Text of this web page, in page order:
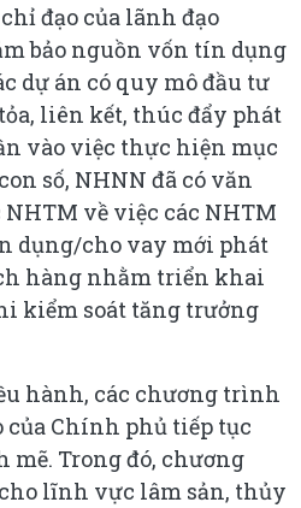
đạo của lãnh đạo
bảo nguồn vốn tín dụng
dự án có quy mô đầu tư
liên kết, thúc đẩy phát
vào việc thực hiện mục
số, NHNN đã có văn
về việc các NHTM
dụng/cho vay mới phát
hàng nhằm triển khai
kiểm soát tăng trưởng
hành, các chương trình
Chính phủ tiếp tục
Trong đó, chương
lĩnh vực lâm sản, thủy